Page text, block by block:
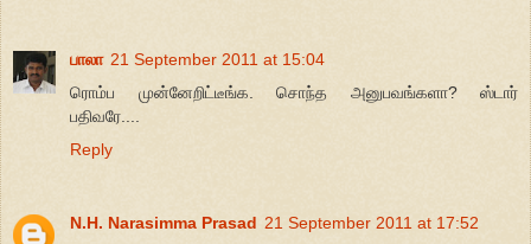
பாலா 21 September 2011 at 15:04
ரொம்ப முன்னேறிட்டீங்க. சொந்த அனுபவங்களா? ஸ்டார்
பதிவரே....
Reply
N.H. Narasimma Prasad 21 September 2011 at 17:52